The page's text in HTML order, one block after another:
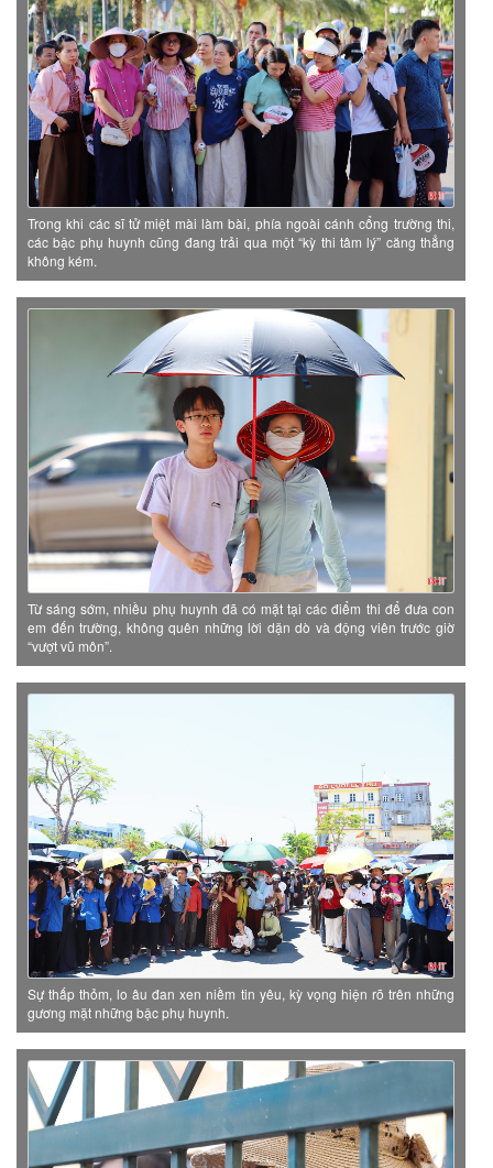
Trong khi các sĩ tử miệt mài làm bài, phía ngoài cánh cổng trường thi,
các bậc phụ huynh cũng đang trải qua một “kỳ thi tâm lý” căng thẳng
không kém.
Từ sáng sớm, nhiều phụ huynh đã có mặt tại các điểm thi để đưa con
em đến trường, không quên những lời dặn dò và động viên trước giờ
“vượt vũ môn”.
Sự thấp thỏm, lo âu đan xen niềm tin yêu, kỳ vọng hiện rõ trên những
gương mặt những bậc phụ huynh.